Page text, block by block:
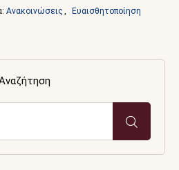
Ανακοινώσεις , Ευαισθητοποίηση